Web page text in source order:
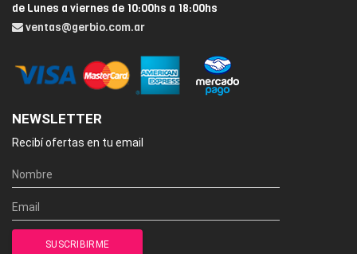
de Lunes a viernes de 10:00hs a 18:00hs
ventas@gerbio.com.ar
NEWSLETTER
Recibí ofertas en tu email